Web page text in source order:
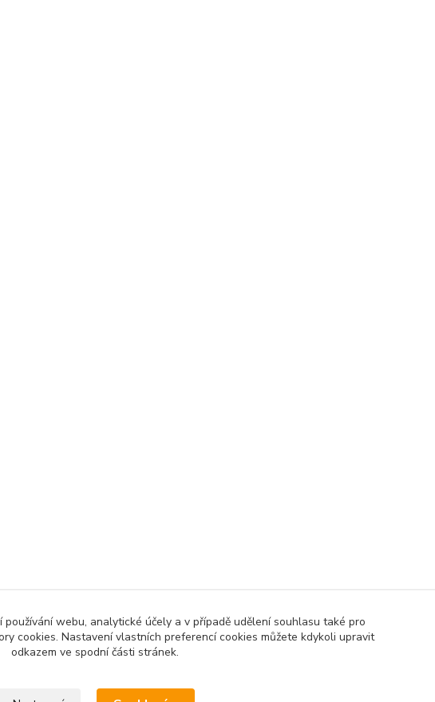
používání webu, analytické účely a v případě udělení souhlasu také pro
cookies. Nastavení vlastních preferencí cookies můžete kdykoli upravit
odkazem ve spodní části stránek.